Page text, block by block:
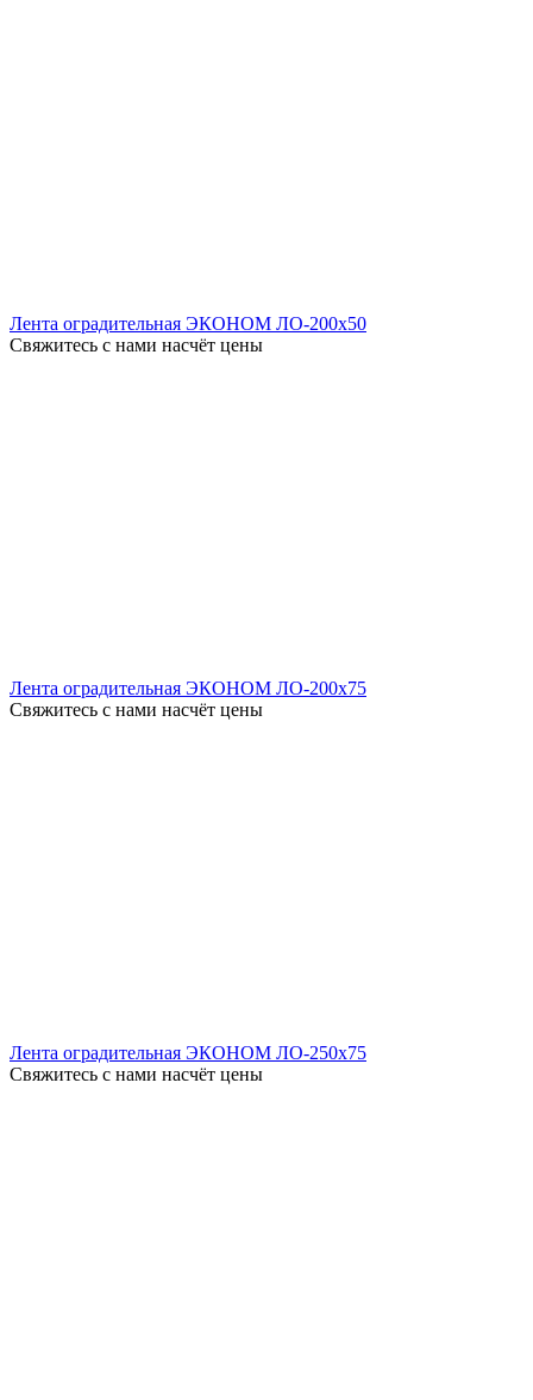
Лента оградительная ЭКОНОМ ЛО-200x50
Свяжитесь с нами насчёт цены
Лента оградительная ЭКОНОМ ЛО-200x75
Свяжитесь с нами насчёт цены
Лента оградительная ЭКОНОМ ЛО-250x75
Свяжитесь с нами насчёт цены